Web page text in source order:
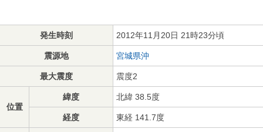
発生時刻 2012年11月20日 21時23分頃
震源地 宮城県沖
最大震度 震度2
位置
緯度 北緯 38.5度
経度 東経 141.7度